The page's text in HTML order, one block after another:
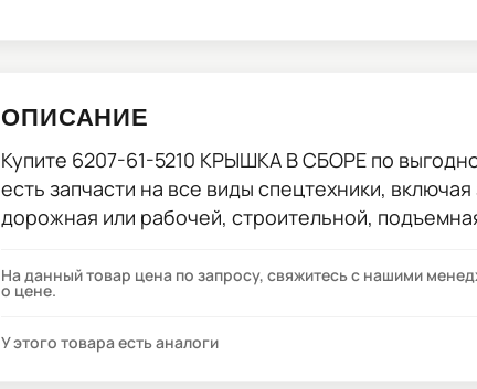
ОПИСАНИЕ
Купите 6207-61-5210 КРЫШКА В СБОРЕ по
есть запчасти на все виды спецтехники,
дорожная или рабочей, строительной,
На данный товар цена по запросу, свяжитесь с нашими
о цене.
У этого товара есть аналоги